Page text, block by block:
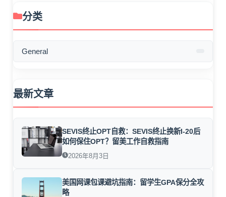
分类
General
最新文章
SEVIS终止OPT自救：SEVIS终止换新I-20后
如何保住OPT？留美工作自救指南
2026年8月3日
美国网课包课避坑指南：留学生GPA保分全攻
略